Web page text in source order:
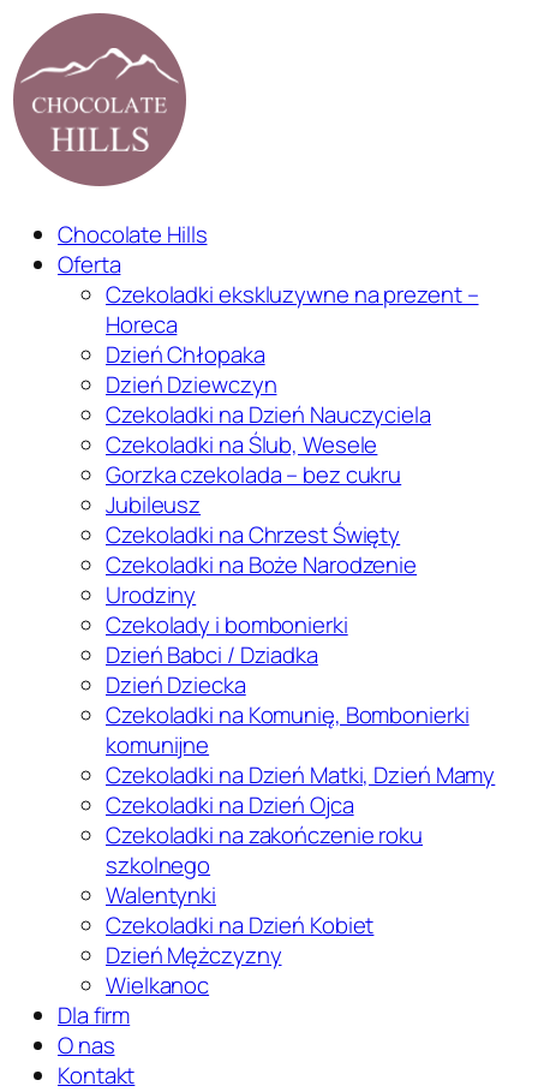
Chocolate Hills
Oferta
Czekoladki ekskluzywne na prezent –
Horeca
Dzień Chłopaka
Dzień Dziewczyn
Czekoladki na Dzień Nauczyciela
Czekoladki na Ślub, Wesele
Gorzka czekolada – bez cukru
Jubileusz
Czekoladki na Chrzest Święty
Czekoladki na Boże Narodzenie
Urodziny
Czekolady i bombonierki
Dzień Babci / Dziadka
Dzień Dziecka
Czekoladki na Komunię, Bombonierki
komunijne
Czekoladki na Dzień Matki, Dzień Mamy
Czekoladki na Dzień Ojca
Czekoladki na zakończenie roku
szkolnego
Walentynki
Czekoladki na Dzień Kobiet
Dzień Mężczyzny
Wielkanoc
Dla firm
O nas
Kontakt